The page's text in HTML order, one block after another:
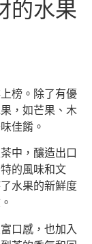
的水果
榜。除了有優
，如芒果、木
佳餚。
中，釀造出口
的風味和文
水果的新鮮度
口感，也加入